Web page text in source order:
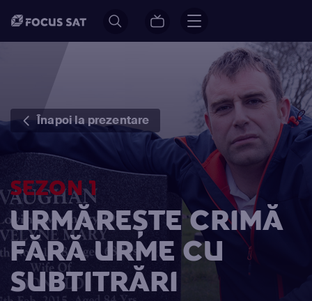
Înapoi la prezentare
SEZON 1
URMĂREȘTE CRIMĂ
FĂRĂ URME CU
SUBTITRĂRI